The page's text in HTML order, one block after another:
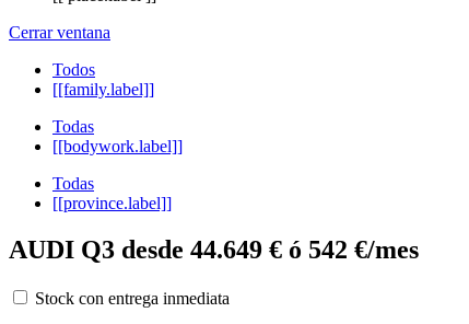
Cerrar ventana
Todos
[[family.label]]
Todas
[[bodywork.label]]
Todas
[[province.label]]
AUDI Q3 desde 44.649 € ó 542 €/mes
Stock con entrega inmediata